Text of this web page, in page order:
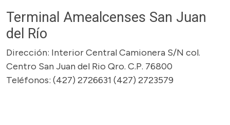
Terminal Amealcenses San Juan
del Río
Dirección: Interior Central Camionera S/N col.
Centro San Juan del Rio Qro. C.P. 76800
Teléfonos: (427) 2726631 (427) 2723579